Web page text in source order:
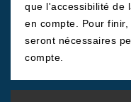
que l'accessibilité de
en compte. Pour
seront nécessaires
compte.